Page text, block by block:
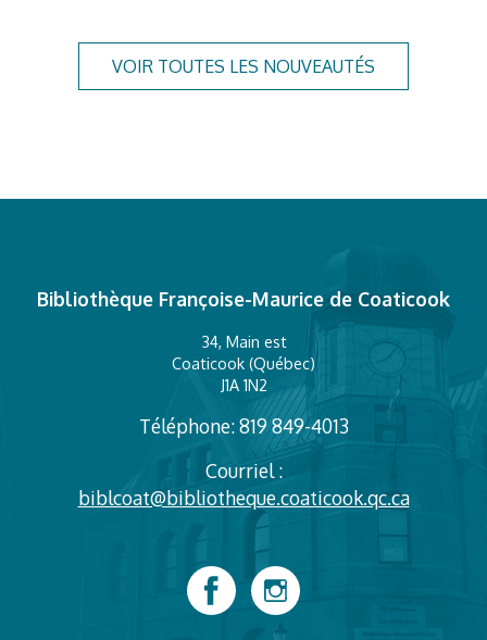
VOIR TOUTES LES NOUVEAUTÉS
Bibliothèque Françoise-Maurice de Coaticook
34, Main est
Coaticook (Québec)
J1A 1N2
Téléphone: 819 849-4013
Courriel :
biblcoat@bibliotheque.coaticook.qc.ca